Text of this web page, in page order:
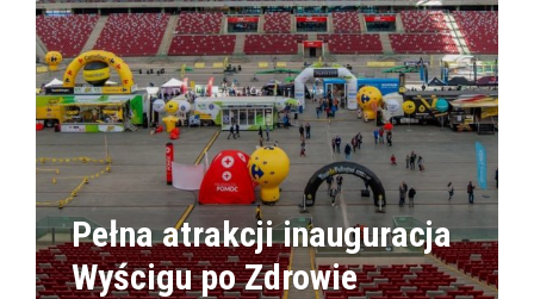
Pełna atrakcji inauguracja
Wyścigu po Zdrowie